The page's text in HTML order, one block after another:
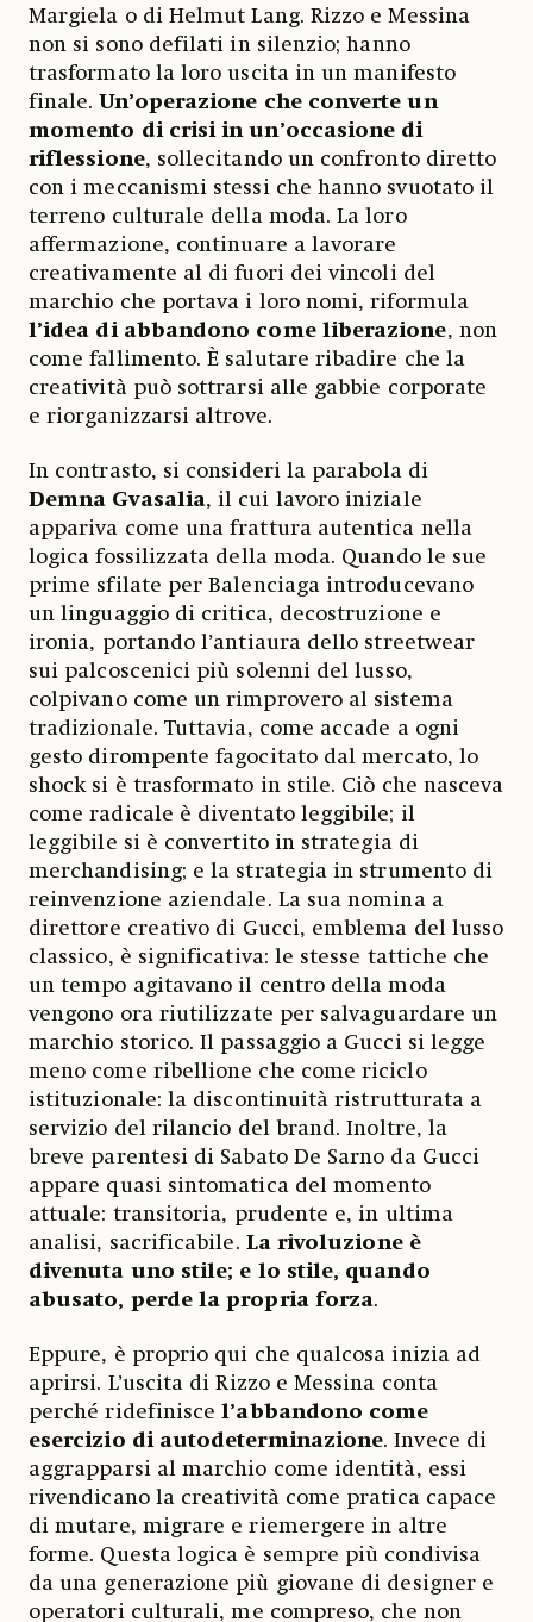
Margiela o di Helmut Lang. Rizzo e Messina
non si sono defilati in silenzio; hanno
trasformato la loro uscita in un manifesto
finale.Un’operazione che converte un
momento di crisi in un’occasione di
riflessione, sollecitando un confronto diretto
con i meccanismi stessi che hanno svuotato il
terreno culturale della moda. La loro
affermazione, continuare a lavorare
creativamente al di fuori dei vincoli del
marchio che portava i loro nomi, riformula
l’idea di abbandono come liberazione, non
come fallimento. È salutare ribadire che la
creatività può sottrarsi alle gabbie corporate
e riorganizzarsi altrove.
In contrasto, si consideri la parabola di
Demna Gvasalia, il cui lavoro iniziale
appariva come una frattura autentica nella
logica fossilizzata della moda. Quando le sue
prime sfilate per Balenciaga introducevano
un linguaggio di critica, decostruzione e
ironia, portando l’antiaura dello streetwear
sui palcoscenici più solenni del lusso,
colpivano come un rimprovero al sistema
tradizionale. Tuttavia, come accade a ogni
gesto dirompente fagocitato dal mercato, lo
shock si è trasformato in stile. Ciò che nasceva
come radicale è diventato leggibile; il
leggibile si è convertito in strategia di
merchandising; e la strategia in strumento di
reinvenzione aziendale. La sua nomina a
direttore creativo di Gucci, emblema del lusso
classico, è significativa: le stesse tattiche che
un tempo agitavano il centro della moda
vengono ora riutilizzate per salvaguardare un
marchio storico. Il passaggio a Gucci si legge
meno come ribellione che come riciclo
istituzionale: la discontinuità ristrutturata a
servizio del rilancio del brand. Inoltre, la
breve parentesi di Sabato De Sarno da Gucci
appare quasi sintomatica del momento
attuale: transitoria, prudente e, in ultima
analisi, sacrificabile. La rivoluzione è
divenuta uno stile; e lo stile, quando
abusato, perde la propria forza.
Eppure, è proprio qui che qualcosa inizia ad
aprirsi. L’uscita di Rizzo e Messina conta
perché ridefiniscel’abbandono come
esercizio di autodeterminazione. Invece di
aggrapparsi al marchio come identità, essi
rivendicano la creatività come pratica capace
di mutare, migrare e riemergere in altre
forme. Questa logica è sempre più condivisa
da una generazione più giovane di designer e
operatori culturali, me compreso, che non